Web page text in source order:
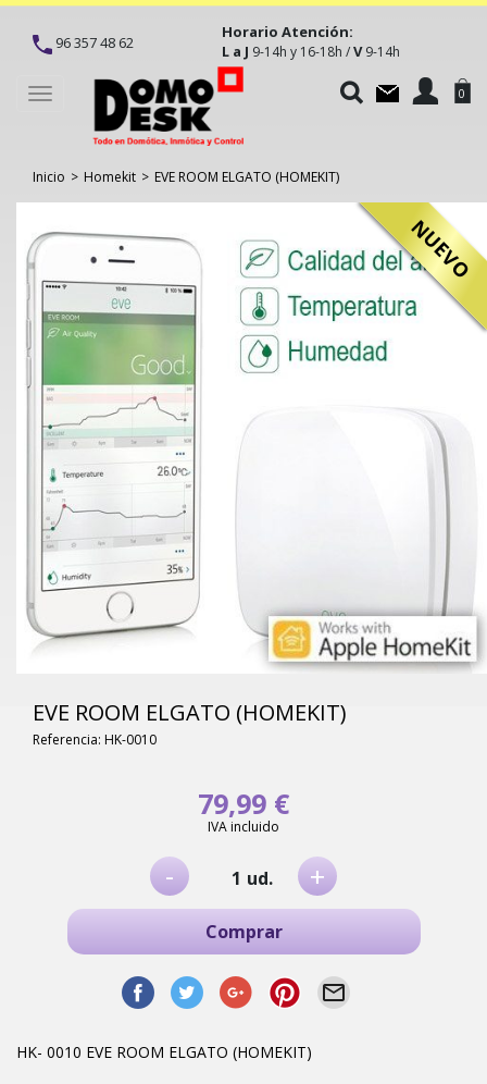
96 357 48 62
Horario Atención:
L a J 9-14h y 16-18h /V9-14h
Toggle
navigation
0
Inicio > Homekit > EVE ROOM ELGATO (HOMEKIT)
NUEVO
EVE ROOM ELGATO (HOMEKIT)
Referencia: HK-0010
79,99 €
IVA incluido
- ud. +
Comprar
HK- 0010 EVE ROOM ELGATO (HOMEKIT)